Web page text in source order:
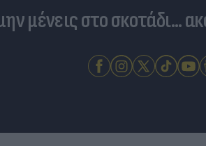
μένεις στο σκοτάδι...